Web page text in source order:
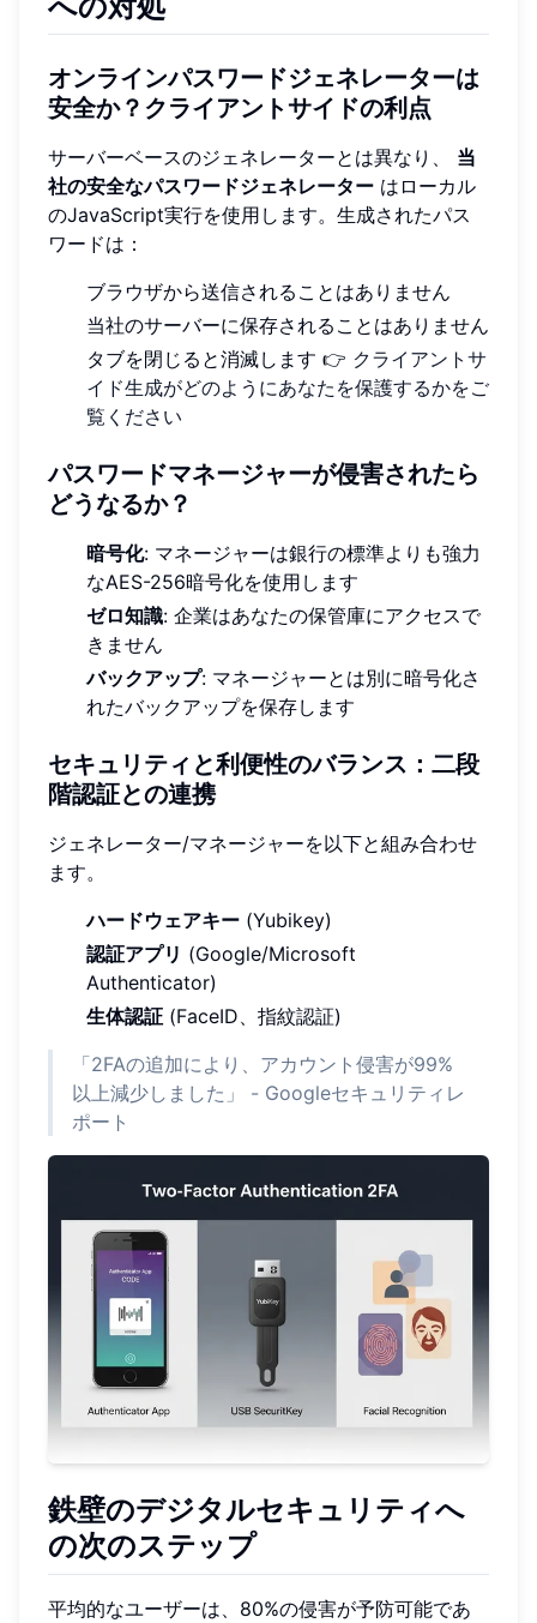
オンラインパスワードジェネレーターは
安全か？クライアントサイドの利点
サーバーベースのジェネレーターとは異なり、 当
社の安全なパスワードジェネレーター はローカル
のJavaScript実行を使用します。生成されたパス
ワードは：
ブラウザから送信されることはありません
当社のサーバーに保存されることはありません
タブを閉じると消滅します 👉 クライアントサ
イド生成がどのようにあなたを保護するかをご
覧ください
パスワードマネージャーが侵害されたら
どうなるか？
暗号化: マネージャーは銀行の標準よりも強力
なAES-256暗号化を使用します
ゼロ知識: 企業はあなたの保管庫にアクセスで
きません
バックアップ: マネージャーとは別に暗号化さ
れたバックアップを保存します
セキュリティと利便性のバランス：二段
階認証との連携
ジェネレーター/マネージャーを以下と組み合わせ
ます。
ハードウェアキー (Yubikey)
認証アプリ (Google/Microsoft
Authenticator)
生体認証 (FaceID、指紋認証)
「2FAの追加により、アカウント侵害が99%
以上減少しました」 - Googleセキュリティレ
ポート
鉄壁のデジタルセキュリティへ
の次のステップ
平均的なユーザーは、80%の侵害が予防可能であ